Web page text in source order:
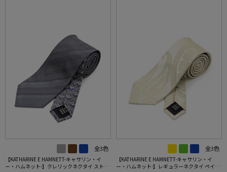
全3色
【KATHARINE E HAMNETT-キャサリン・イ
ー・ハムネット-】クレリックネクタイ ストラ
全3色
【KATHARINE E HAMNETT-キャサリン・イ
ー・ハムネット-】レギュラーネクタイ ペイズ